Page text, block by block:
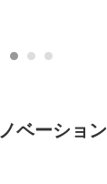
ベーション